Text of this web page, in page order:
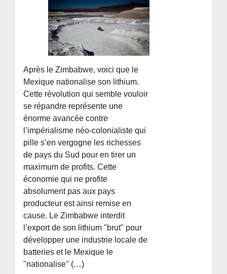
Après le Zimbabwe, voici que le
Mexique nationalise son lithium.
Cette révolution qui semble vouloir
se répandre représente une
énorme avancée contre
l’impérialisme néo-colonialiste qui
pille s’en vergogne les richesses
de pays du Sud pour en tirer un
maximum de profits. Cette
économie qui ne profite
absolument pas aux pays
producteur est ainsi remise en
cause. Le Zimbabwe interdit
l’export de son lithium "brut" pour
développer une industrie locale de
batteries et le Mexique le
"nationalise" (…)